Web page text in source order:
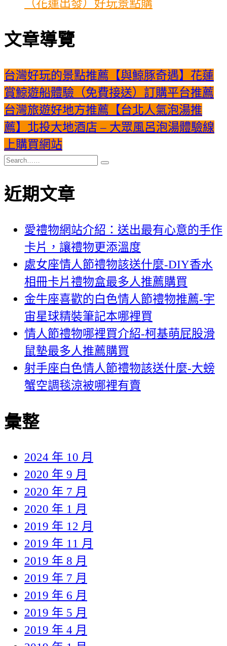
（花蓮出發）好玩景點購
文章導覽
台灣好玩的景點推薦【與鯨豚奇遇】花蓮
賞鯨遊船體驗（免費接送）訂購平台推薦
台灣旅遊好地方推薦【台北人氣泡湯推
薦】北投大地酒店 – 大眾風呂泡湯體驗線
上購買網站
近期文章
愛禮物網站介紹：送出最有心意的手作
卡片，讓禮物更添溫度
處女座情人節禮物該送什麼-DIY香水
相冊卡片禮物盒最多人推薦購買
金牛座喜歡的白色情人節禮物推薦-宇
宙星球精裝筆記本哪裡買
情人節禮物哪裡買介紹-柯基萌屁股滑
鼠墊最多人推薦購買
射手座白色情人節禮物該送什麼-大螃
蟹空調毯涼被哪裡有賣
彙整
2024 年 10 月
2020 年 9 月
2020 年 7 月
2020 年 1 月
2019 年 12 月
2019 年 11 月
2019 年 8 月
2019 年 7 月
2019 年 6 月
2019 年 5 月
2019 年 4 月